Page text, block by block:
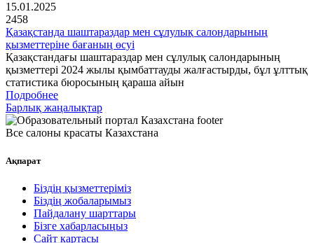
15.01.2025
2458
Қазақстанда шаштараздар мен сұлулық салондарының
қызметтеріне бағаның өсуі
Қазақстандағы шаштараздар мен сұлулық салондарының
қызметтері 2024 жылы қымбаттауды жалғастырды, бұл ұлттық
статистика бюросының қараша айын
Подробнее
Барлық жаңалықтар
Все салоны красаты Казахстана
Ақпарат
Біздің қызметтеріміз
Біздің жобаларымыз
Пайдалану шарттары
Бізге хабарласыңыз
Сайт картасы